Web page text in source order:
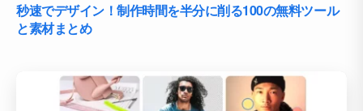
秒速でデザイン！制作時間を半分に削る100の無料ツール
と素材まとめ